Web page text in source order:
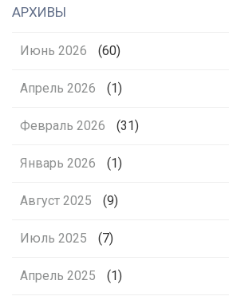
АРХИВЫ
Июнь 2026 (60)
Апрель 2026 (1)
Февраль 2026 (31)
Январь 2026 (1)
Август 2025 (9)
Июль 2025 (7)
Апрель 2025 (1)